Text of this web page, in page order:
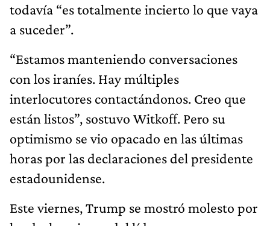
todavía “es totalmente incierto lo que vaya
a suceder”.
“Estamos manteniendo conversaciones
con los iraníes. Hay múltiples
interlocutores contactándonos. Creo que
están listos”, sostuvo Witkoff. Pero su
optimismo se vio opacado en las últimas
horas por las declaraciones del presidente
estadounidense.
Este viernes, Trump se mostró molesto por